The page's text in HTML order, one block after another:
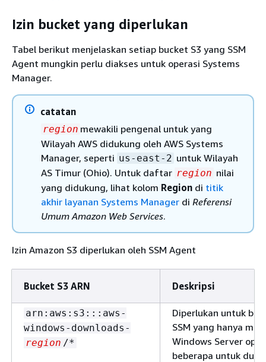
Izin bucket yang diperlukan
Tabel berikut menjelaskan setiap bucket S3 yang SSM
Agent mungkin perlu diakses untuk operasi Systems
Manager.
catatan
region mewakili pengenal untuk yang
Wilayah AWS didukung oleh AWS Systems
Manager, seperti us-east-2 untuk Wilayah
AS Timur (Ohio). Untuk daftar region nilai
yang didukung, lihat kolom Region di titik
akhir layanan Systems Manager di Referensi
Umum Amazon Web Services.
Izin Amazon S3 diperlukan oleh SSM Agent
Bucket S3 ARN Deskripsi
arn:aws:s3:::aws-
windows-downloads-
region /*
Diperlukan untuk
SSM yang hanya
Windows Server
beberapa untuk